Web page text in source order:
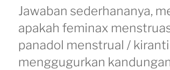
Jawaban sederhananya,
apakah feminax
panadol menstrual /
menggugurkan